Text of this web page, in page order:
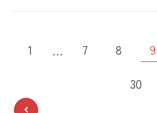
ロモーション
の
1 … 7 8 9
30